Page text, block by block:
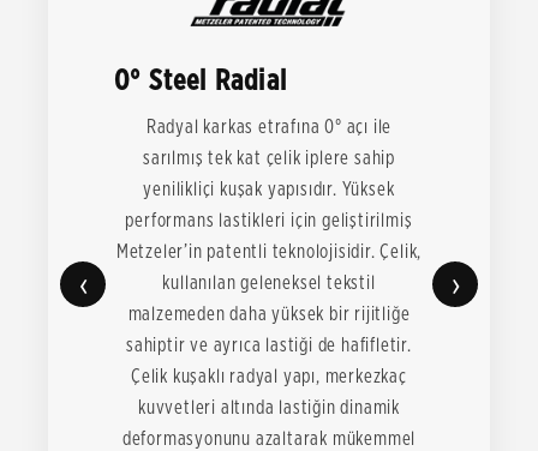
‹
0° Steel Radial
Radyal karkas etrafına 0° açı ile
sarılmış tek kat çelik iplere sahip
yenilikliçi kuşak yapısıdır. Yüksek
performans lastikleri için geliştirilmiş
Metzeler’in patentli teknolojisidir. Çelik,
kullanılan geleneksel tekstil
malzemeden daha yüksek bir rijitliğe
sahiptir ve ayrıca lastiği de hafifletir.
Çelik kuşaklı radyal yapı, merkezkaç
kuvvetleri altında lastiğin dinamik
deformasyonunu azaltarak mükemmel
›